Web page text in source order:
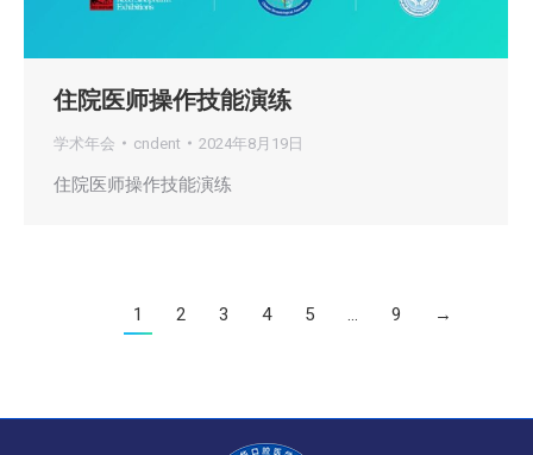
住院医师操作技能演练
学术年会 cndent 2024年8月19日
住院医师操作技能演练
1 2 3 4 5 9 →